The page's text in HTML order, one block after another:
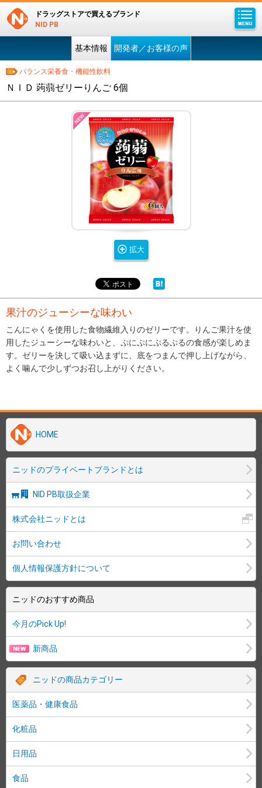
ドラッグストアで買えるブランド
NID PB
基本情報 開発者／お客様の声
バランス栄養食・機能性飲料
ＮＩＤ 蒟蒻ゼリーりんご 6個
拡大
果汁のジューシーな味わい
こんにゃくを使用した食物繊維入りのゼリーです。りんご果汁を使
用したジューシーな味わいと、ぷにぷにぷるぷるの食感が楽しめま
す。ゼリーを決して吸い込まずに、底をつまんで押し上げながら、
よく噛んで少しずつお召し上がりください。
HOME
ニッドのプライベートブランドとは
NID PB取扱企業
株式会社ニッドとは
お問い合わせ
個人情報保護方針について
ニッドのおすすめ商品
今月のPick Up!
新商品
ニッドの商品カテゴリー
医薬品・健康食品
化粧品
日用品
食品